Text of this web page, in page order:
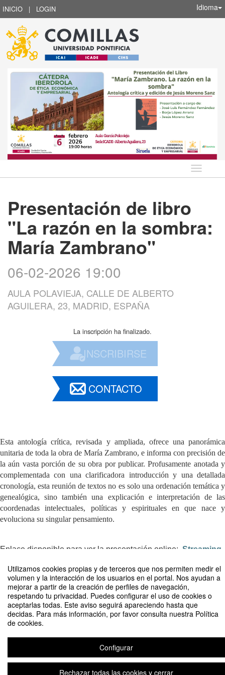
Utilizamos cookies propias y de terceros que nos permiten medir el
volumen y la interacción de los usuarios en el portal. Nos ayudan a
mejorar a partir de la creación de perfiles de navegación,
respetando tu privacidad. Puedes configurar el uso de cookies o
aceptarlas todas. Este aviso seguirá apareciendo hasta que
decidas. Para más información, por favor consulta nuestra Política
de cookies.
Configurar
Rechazar todas las cookies y cerrar
INICIO | LOGIN Idioma
Idioma
Presentación de libro
"La razón en la sombra:
María Zambrano"
06-02-2026 19:00
AULA POLAVIEJA, CALLE DE ALBERTO
AGUILERA, 23, MADRID, ESPAÑA
La inscripción ha finalizado.
INSCRIBIRSE
CONTACTO
Esta antología crítica, revisada y ampliada, ofrece una panorámica
unitaria de toda la obra de María Zambrano, e informa con precisión de
la aún vasta porción de su obra por publicar. Profusamente anotada y
complementada con una clarificadora introducción y una detallada
cronología, esta reunión de textos no es solo una ordenación temática y
genealógica, sino también una explicación e interpretación de las
coordenadas intelectuales, políticas y espirituales en que nace y
evoluciona su singular pensamiento.
Enlace disponible para ver la presentación online: Streaming
Compartir por email
Presentación de libro "La razón en la sombra: María Zambrano"